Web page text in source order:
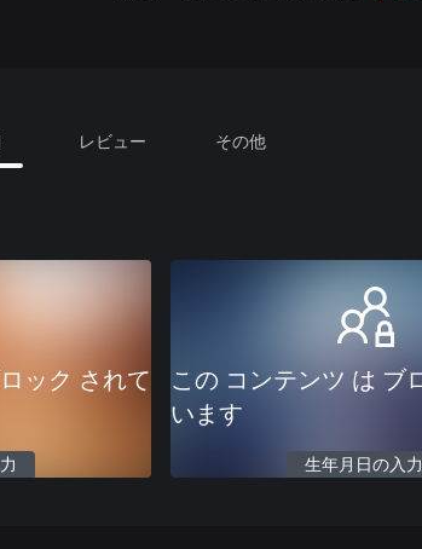
レビュー その他
ック されて
この コンテンツ は ブ
います
生年月日の入力